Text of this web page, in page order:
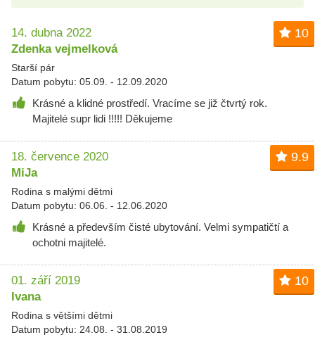
14. dubna 2022
Zdenka vejmelková
Starší pár
Datum pobytu: 05.09. - 12.09.2020
10
Krásné a klidné prostředí. Vracíme se již čtvrtý rok.
Majitelé supr lidi !!!!! Děkujeme
18. července 2020
MiJa
Rodina s malými dětmi
Datum pobytu: 06.06. - 12.06.2020
9.9
Krásné a především čisté ubytování. Velmi sympatičtí a
ochotni majitelé.
01. září 2019
Ivana
Rodina s většími dětmi
Datum pobytu: 24.08. - 31.08.2019
10